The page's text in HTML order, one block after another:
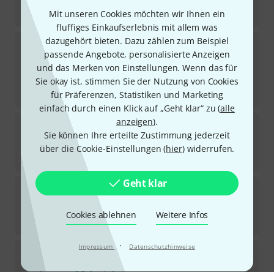
Mit unseren Cookies möchten wir Ihnen ein
fluffiges Einkaufserlebnis mit allem was
dazugehört bieten. Dazu zählen zum Beispiel
passende Angebote, personalisierte Anzeigen
und das Merken von Einstellungen. Wenn das für
Sie okay ist, stimmen Sie der Nutzung von Cookies
für Präferenzen, Statistiken und Marketing
einfach durch einen Klick auf „Geht klar“ zu (alle
anzeigen).
Sie können Ihre erteilte Zustimmung jederzeit
über die Cookie-Einstellungen (hier) widerrufen.
Geht klar
Cookies ablehnen Weitere Infos
Impressum · Datenschutzhinweise
UVP:123 €
-20%
ManhassetStorage Cart 15
1
In 5–7 Wochen lieferbar
489 €
UVP: 558 €
-12%
Manhasset48 Symphony Music Stand Silver
1
Sofort lieferbar
85
Manhasset 48 Symphony Music Stand Grey M
In 1–2 Wochen lieferbar
85€
Manhasset 48-TB Symphony Music Stand